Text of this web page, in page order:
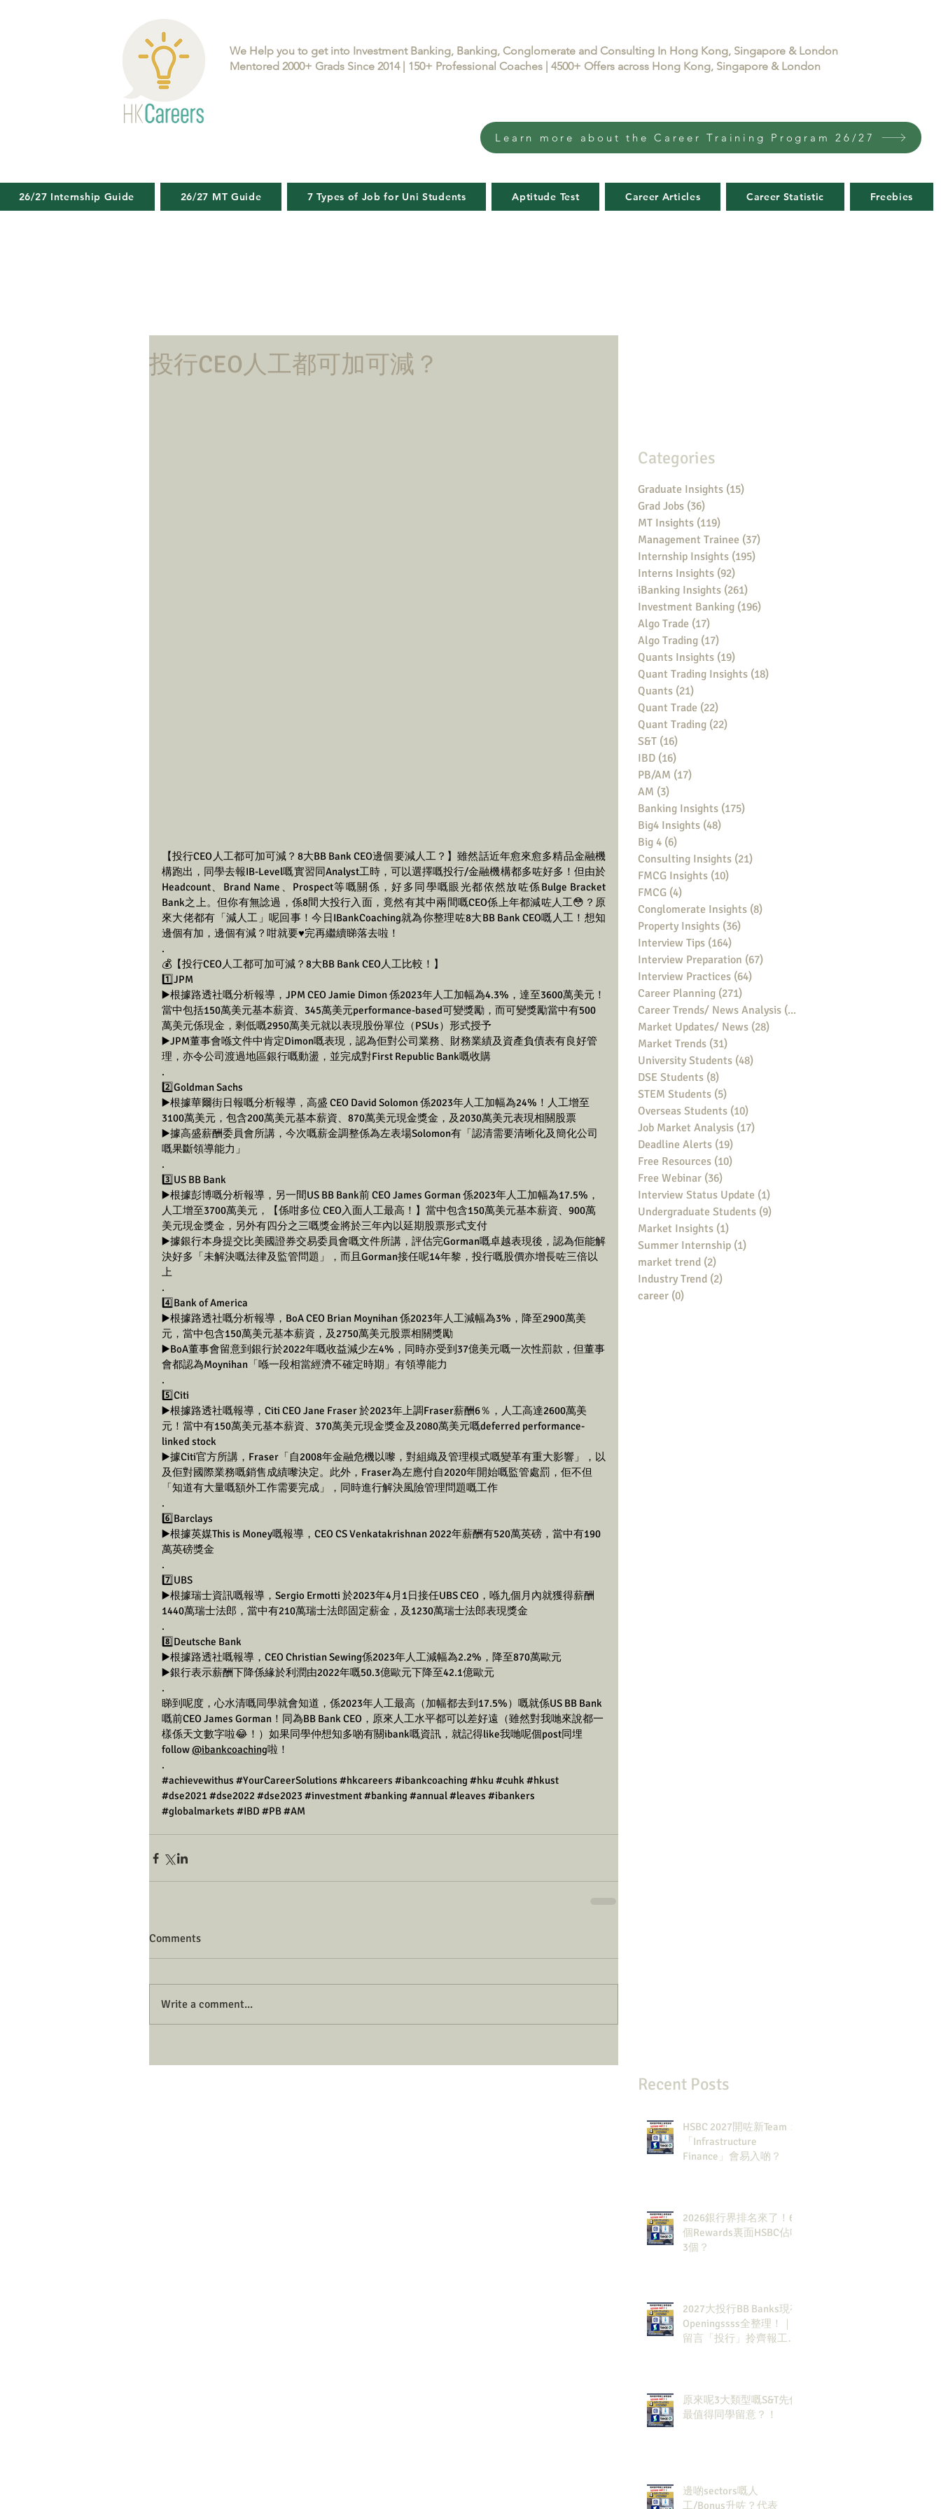
We Help you to get into Investment Banking, Banking, Conglomerate and Consulting In Hong Kong, Singapore & London
Mentored 2000+ Grads Since 2014 | 150+ Professional Coaches | 4500+ Offers across Hong Kong, Singapore & London
Learn more about the Career Training Program 26/27
26/27 Internship Guide 26/27 MT Guide 7 Types of Job for Uni Students Aptitude Test Career Articles Career Statistic Freebies
投行CEO人工都可加可減？
【投行CEO人工都可加可減？8大BB Bank CEO邊個要減人工？】雖然話近年愈來愈多精品金融機
構跑出，同學去報IB-Level嘅實習同Analyst工時，可以選擇嘅投行/金融機構都多咗好多！但由於
Headcount、Brand Name、Prospect等嘅關係，好多同學嘅眼光都依然放咗係Bulge Bracket
Bank之上。但你有無諗過，係8間大投行入面，竟然有其中兩間嘅CEO係上年都減咗人工😳？原
來大佬都有「減人工」呢回事！今日IBankCoaching就為你整理咗8大BB Bank CEO嘅人工！想知
邊個有加，邊個有減？咁就要♥️完再繼續睇落去啦！
.
💰【投行CEO人工都可加可減？8大BB Bank CEO人工比較！】
1️⃣JPM
▶️根據路透社嘅分析報導，JPM CEO Jamie Dimon 係2023年人工加幅為4.3%，達至3600萬美元！
當中包括150萬美元基本薪資、345萬美元performance-based可變獎勵，而可變獎勵當中有500
萬美元係現金，剩低嘅2950萬美元就以表現股份單位（PSUs）形式授予
▶️JPM董事會喺文件中肯定Dimon嘅表現，認為佢對公司業務、財務業績及資產負債表有良好管
理，亦令公司渡過地區銀行嘅動盪，並完成對First Republic Bank嘅收購
.
2️⃣Goldman Sachs
▶️根據華爾街日報嘅分析報導，高盛 CEO David Solomon 係2023年人工加幅為24%！人工增至
3100萬美元，包含200萬美元基本薪資、870萬美元現金獎金，及2030萬美元表現相關股票
▶️據高盛薪酬委員會所講，今次嘅薪金調整係為左表場Solomon有「認清需要清晰化及簡化公司
嘅果斷領導能力」
.
3️⃣US BB Bank
▶️根據彭博嘅分析報導，另一間US BB Bank前 CEO James Gorman 係2023年人工加幅為17.5%，
人工增至3700萬美元，【係咁多位 CEO入面人工最高！】當中包含150萬美元基本薪資、900萬
美元現金獎金，另外有四分之三嘅獎金將於三年內以延期股票形式支付
▶️據銀行本身提交比美國證券交易委員會嘅文件所講，評估完Gorman嘅卓越表現後，認為佢能解
決好多「未解決嘅法律及監管問題」，而且Gorman接任呢14年黎，投行嘅股價亦增長咗三倍以
上
.
4️⃣Bank of America
▶️根據路透社嘅分析報導，BoA CEO Brian Moynihan 係2023年人工減幅為3%，降至2900萬美
元，當中包含150萬美元基本薪資，及2750萬美元股票相關獎勵
▶️BoA董事會留意到銀行於2022年嘅收益減少左4%，同時亦受到37億美元嘅一次性罰款，但董事
會都認為Moynihan「喺一段相當經濟不確定時期」有領導能力
.
5️⃣Citi
▶️根據路透社嘅報導，Citi CEO Jane Fraser 於2023年上調Fraser薪酬6％，人工高達2600萬美
元！當中有150萬美元基本薪資、370萬美元現金獎金及2080萬美元嘅deferred performance-
linked stock
▶️據Citi官方所講，Fraser「自2008年金融危機以嚟，對組織及管理模式嘅變革有重大影響」，以
及佢對國際業務嘅銷售成績嚟決定。此外，Fraser為左應付自2020年開始嘅監管處罰，佢不但
「知道有大量嘅額外工作需要完成」，同時進行解決風險管理問題嘅工作
.
6️⃣Barclays
▶️根據英媒This is Money嘅報導，CEO CS Venkatakrishnan 2022年薪酬有520萬英磅，當中有190
萬英磅獎金
.
7️⃣UBS
▶️根據瑞士資訊嘅報導，Sergio Ermotti 於2023年4月1日接任UBS CEO，喺九個月內就獲得薪酬
1440萬瑞士法郎，當中有210萬瑞士法郎固定薪金，及1230萬瑞士法郎表現獎金
.
8️⃣Deutsche Bank
▶️根據路透社嘅報導，CEO Christian Sewing係2023年人工減幅為2.2%，降至870萬歐元
▶️銀行表示薪酬下降係緣於利潤由2022年嘅50.3億歐元下降至42.1億歐元
.
睇到呢度，心水清嘅同學就會知道，係2023年人工最高（加幅都去到17.5%）嘅就係US BB Bank
嘅前CEO James Gorman！同為BB Bank CEO，原來人工水平都可以差好遠（雖然對我哋來說都一
樣係天文數字啦😂！）如果同學仲想知多啲有關ibank嘅資訊，就記得like我哋呢個post同埋
follow @ibankcoaching啦！
.
#achievewithus #YourCareerSolutions #hkcareers #ibankcoaching #hku#cuhk #hkust
#dse2021 #dse2022 #dse2023 #investment#banking #annual#leaves #ibankers
#globalmarkets #IBD #PB#AM
Comments
Write a comment...
Categories
Graduate Insights (15)
Grad Jobs (36)
MT Insights (119)
Management Trainee (37)
Internship Insights (195)
Interns Insights (92)
iBanking Insights (261)
Investment Banking (196)
Algo Trade (17)
Algo Trading (17)
Quants Insights (19)
Quant Trading Insights (18)
Quants (21)
Quant Trade (22)
Quant Trading (22)
S&T (16)
IBD (16)
PB/AM (17)
AM (3)
Banking Insights (175)
Big4 Insights (48)
Big 4 (6)
Consulting Insights (21)
FMCG Insights (10)
FMCG (4)
Conglomerate Insights (8)
Property Insights (36)
Interview Tips (164)
Interview Preparation (67)
Interview Practices (64)
Career Planning (271)
Career Trends/ News Analysis (148)
Market Updates/ News (28)
Market Trends (31)
University Students (48)
DSE Students (8)
STEM Students (5)
Overseas Students (10)
Job Market Analysis (17)
Deadline Alerts (19)
Free Resources (10)
Free Webinar (36)
Interview Status Update (1)
Undergraduate Students (9)
Market Insights (1)
Summer Internship (1)
market trend (2)
Industry Trend (2)
career (0)
Recent Posts
HSBC 2027開咗新Team：
「Infrastructure
Finance」會易入啲？
2026銀行界排名來了！6
個Rewards裏面HSBC佔咗
3個？
2027大投行BB Banks現有
Openingssss全整理！｜
留言「投行」拎齊報工
原來呢3大類型嘅S&T先係
最值得同學留意？！
邊啲sectors嘅人
工/Bonus升咗？代表